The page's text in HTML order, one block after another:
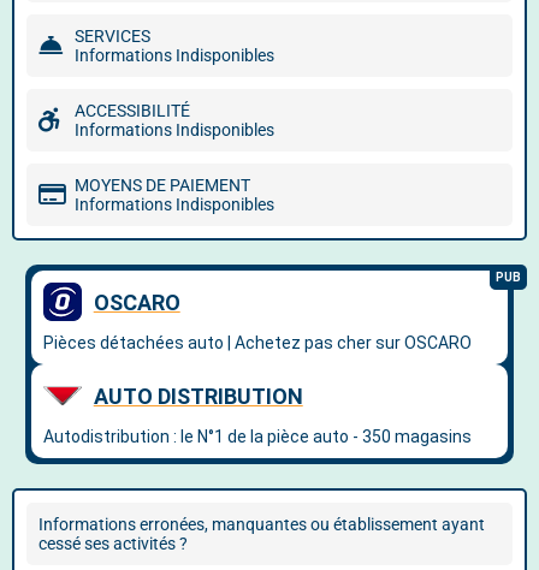
SERVICES
Informations Indisponibles
ACCESSIBILITÉ
Informations Indisponibles
MOYENS DE PAIEMENT
Informations Indisponibles
Informations erronées, manquantes ou établissement ayant
cessé ses activités ?